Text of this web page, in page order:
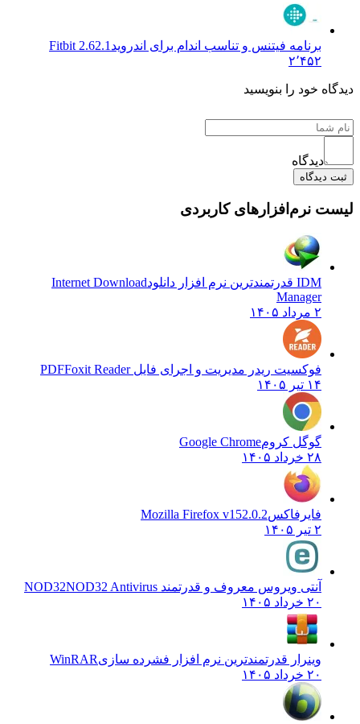
برنامه فیتنس و تناسب اندام برای اندروید Fitbit 2.62.1
۲٬۴۵۲
دیدگاه خود را بنویسید
دیدگاه
ثبت دیدگاه
لیست نرم‌افزارهای کاربردی
IDM قدرتمندترین نرم افزار دانلود
Internet Download
Manager
۲ مرداد ۱۴۰۵
فوکسیت ریدر مدیریت و اجرای فایل PDFFoxit Reader
۱۴ تیر ۱۴۰۵
گوگل کرومGoogle Chrome
۲۸ خرداد ۱۴۰۵
فایرفاکسMozilla Firefox v152.0.2
۲ تیر ۱۴۰۵
آنتی ویروس معروف و قدرتمند NOD32 NOD32 Antivirus
۲۰ خرداد ۱۴۰۵
وینرار قدرتمندترین نرم افزار فشرده سازیWinRAR
۲۰ خرداد ۱۴۰۵